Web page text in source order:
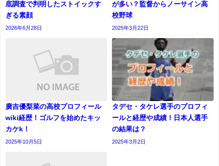
底調査で判明したストイックす
ぎる素顔
2026年6月28日
が多い？監督からノーサイン高
校野球
2025年3月22日
廣吉優梨菜の高校プロフィール
wiki経歴！ゴルフを始めたキッ
カケk！
2025年10月5日
タデセ・タケレ選手のプロフィ
ールと経歴や成績！日本人選手
の結果は？
2025年3月2日